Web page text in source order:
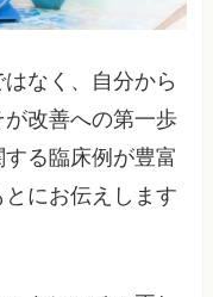
なく、自分から
改善への第一歩
する臨床例が豊富
にお伝えします